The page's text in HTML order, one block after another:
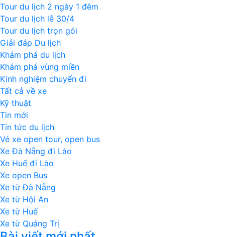
Tour du lịch 2 ngày 1 đêm
Tour du lịch lễ 30/4
Tour du lịch trọn gói
Giải đáp Du lịch
Khám phá du lịch
Khám phá vùng miền
Kinh nghiệm chuyến đi
Tất cả về xe
Kỹ thuật
Tin mới
Tin tức du lịch
Vé xe open tour, open bus
Xe Đà Nẵng đi Lào
Xe Huế đi Lào
Xe open Bus
Xe từ Đà Nẵng
Xe từ Hội An
Xe từ Huế
Xe từ Quảng Trị